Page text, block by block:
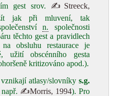
gest srov. ✍Streeck,
jak při mluvení, tak
n. společnosti
těchto gest a pravidlech
obsluhu restaurace je
užití obscénního gesta
kritizováno apod.).
atlasy/slovníky s.g.
✍Morris, 1994). Pro